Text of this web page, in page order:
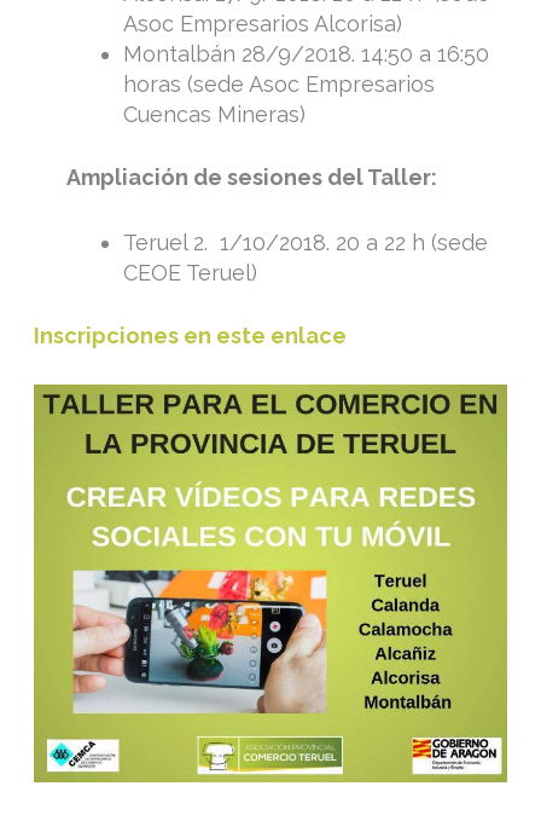
Asoc Empresarios Alcorisa)
Montalbán 28/9/2018. 14:50 a 16:50
horas (sede Asoc Empresarios
Cuencas Mineras)
Ampliación de sesiones del Taller:
Teruel 2. 1/10/2018. 20 a 22 h (sede
CEOE Teruel)
Inscripciones en este enlace